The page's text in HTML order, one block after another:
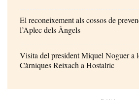
El reconeixement als cossos de
l’Aplec dels Àngels
Visita del president Miquel Noguer a
Càrniques Reixach a Hostalric